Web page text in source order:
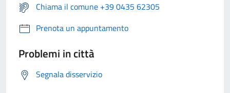
Chiama il comune +39 0435 62305
Prenota un appuntamento
Problemi in città
Segnala disservizio